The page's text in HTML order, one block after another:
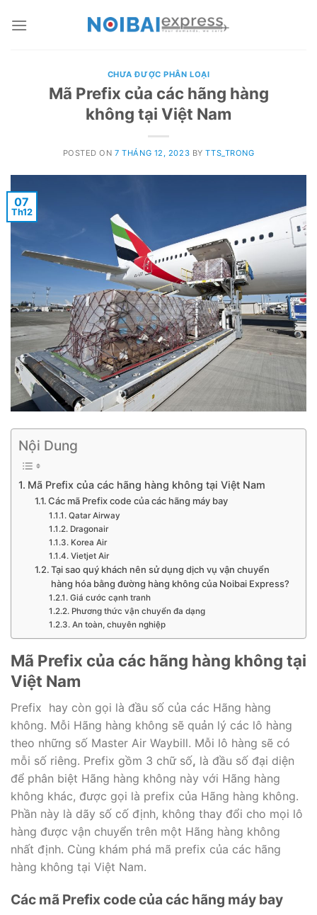
CHƯA ĐƯỢC PHÂN LOẠI
Mã Prefix của các hãng hàng
không tại Việt Nam
POSTED ON7 THÁNG 12, 2023 BYTTS_TRONG
07
Th12
Nội Dung
Mã Prefix của các hãng hàng không tại Việt Nam
Các mã Prefix code của các hãng máy bay
Qatar Airway
Dragonair
Korea Air
Vietjet Air
Tại sao quý khách nên sử dụng dịch vụ vận chuyển
hàng hóa bằng đường hàng không của Noibai Express?
Giá cước cạnh tranh
Phương thức vận chuyển đa dạng
An toàn, chuyên nghiệp
Mã Prefix của các hãng hàng không tại
Việt Nam
Prefix hay còn gọi là đầu số của các Hãng hàng
không. Mỗi Hãng hàng không sẽ quản lý các lô hàng
theo những số Master Air Waybill. Mỗi lô hàng sẽ có
mỗi số riêng. Prefix gồm 3 chữ số, là đầu số đại diện
để phân biệt Hãng hàng không này với Hãng hàng
không khác, được gọi là prefix của Hãng hàng không.
Phần này là dãy số cố định, không thay đổi cho mọi lô
hàng được vận chuyển trên một Hãng hàng không
nhất định. Cùng khám phá mã prefix của các hãng
hàng không tại Việt Nam.
Các mã Prefix code của các hãng máy bay